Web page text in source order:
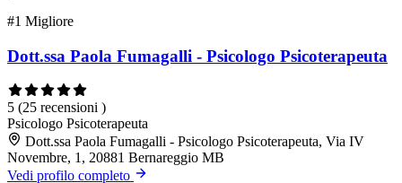
#1 Migliore
Dott.ssa Paola Fumagalli - Psicologo Psicoterapeuta
5 (25 recensioni )
Psicologo Psicoterapeuta
Dott.ssa Paola Fumagalli - Psicologo Psicoterapeuta, Via IV
Novembre, 1, 20881 Bernareggio MB
Vedi profilo completo